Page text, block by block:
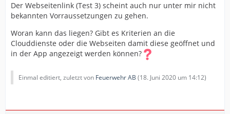
Der Webseitenlink (Test 3) scheint auch nur unter mir nicht
bekannten Vorraussetzungen zu gehen.
Woran kann das liegen? Gibt es Kriterien an die
Clouddienste oder die Webseiten damit diese geöffnet und
in der App angezeigt werden können?
Einmal editiert, zuletzt von Feuerwehr AB (18. Juni 2020 um 14:12)